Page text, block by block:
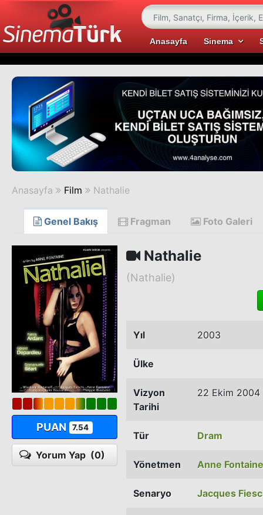
Anasayfa Sinema
Anasayfa Film Nathalie
Genel Bakış Fragman Foto Galeri
PUAN 7.54
Yorum Yap (0)
Nathalie
(Nathalie)
Yıl 2003
Ülke
Vizyon
Tarihi
22 Ekim 2004
Tür Dram
Yönetmen Anne
Senaryo Jacques